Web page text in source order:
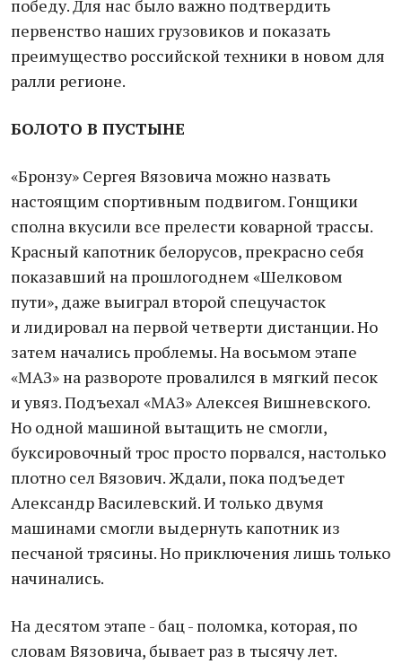
победу. Для нас было важно подтвердить
первенство наших грузовиков и показать
преимущество российской техники в новом для
ралли регионе.
БОЛОТО В ПУСТЫНЕ
«Бронзу» Сергея Вязовича можно назвать
настоящим спортивным подвигом. Гонщики
сполна вкусили все прелести коварной трассы.
Красный капотник белорусов, прекрасно себя
показавший на прошлогоднем «Шелковом
пути», даже выиграл второй спецучасток
и лидировал на первой четверти дистанции. Но
затем начались проблемы. На восьмом этапе
«МАЗ» на развороте провалился в мягкий песок
и увяз. Подъехал «МАЗ» Алексея Вишневского.
Но одной машиной вытащить не смогли,
буксировочный трос просто порвался, настолько
плотно сел Вязович. Ждали, пока подъедет
Александр Василевский. И только двумя
машинами смогли выдернуть капотник из
песчаной трясины. Но приключения лишь только
начинались.
На десятом этапе - бац - поломка, которая, по
словам Вязовича, бывает раз в тысячу лет.